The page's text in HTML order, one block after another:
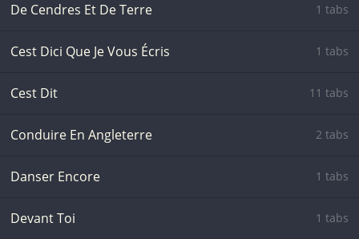
De Cendres Et De Terre 1 tabs
Cest Dici Que Je Vous Écris 1 tabs
Cest Dit 11 tabs
Conduire En Angleterre 2 tabs
Danser Encore 1 tabs
Devant Toi 1 tabs